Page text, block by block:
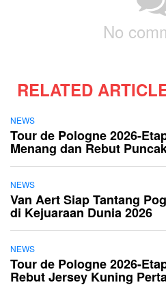
No
RELATED
NEWS
Tour de Pologne 2026-
Menang dan Rebut
NEWS
Van Aert Siap Tantang
di Kejuaraan Dunia 2026
NEWS
Tour de Pologne 2026-
Rebut Jersey Kuning